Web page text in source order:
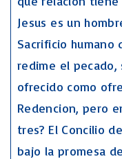
Jesus es un
Sacrificio humano
redime el
ofrecido como
Redencion, pero
tres? El Concilio
bajo la promesa